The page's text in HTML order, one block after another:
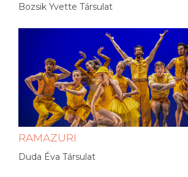
Bozsik Yvette Társulat
RAMAZURI
Duda Éva Társulat